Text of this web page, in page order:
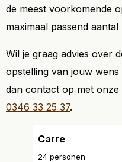
de meest voorkomende
maximaal passend
Wil je graag advies over
opstelling van jouw
dan contact op met
0346 33 25 37.
Carre
24 personen